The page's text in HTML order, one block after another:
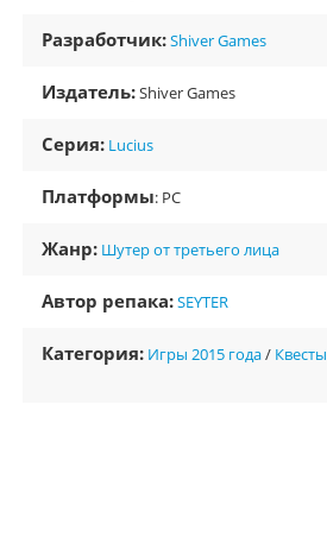
Разработчик:Shiver Games
Издатель:Shiver Games
Серия: Lucius
Платформы: PC
Жанр: Шутер от третьего лица
Автор репака:SEYTER
Категория: Игры 2015 года/ Квесты